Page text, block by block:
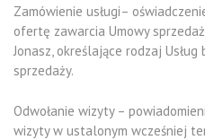
Zamówienie usługi–
ofertę zawarcia Umowy
Jonasz, określające rodzaj
sprzedaży.
Odwołanie wizyty –
wizyty w ustalonym wcześniej